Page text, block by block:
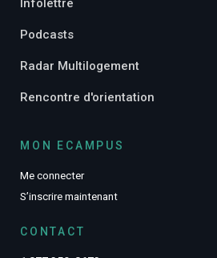
Infolettre
Podcasts
Radar Multilogement
Rencontre d'orientation
MON ECAMPUS
Me connecter
S’inscrire maintenant
CONTACT